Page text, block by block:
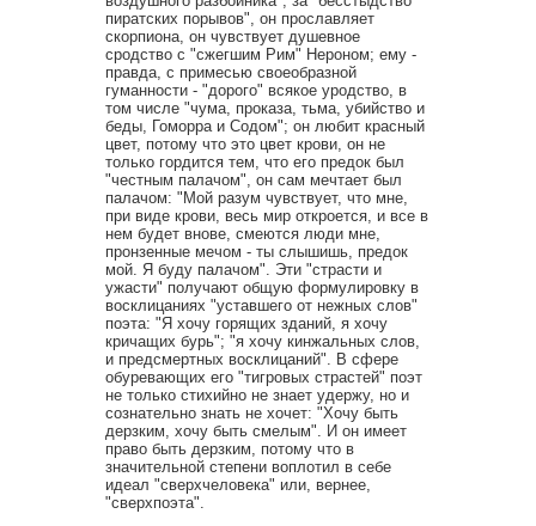
пиратских порывов", он прославляет
скорпиона, он чувствует душевное
сродство с "сжегшим Рим" Нероном; ему -
правда, с примесью своеобразной
гуманности - "дорого" всякое уродство, в
том числе "чума, проказа, тьма, убийство и
беды, Гоморра и Содом"; он любит красный
цвет, потому что это цвет крови, он не
только гордится тем, что его предок был
"честным палачом", он сам мечтает был
палачом: "Мой разум чувствует, что мне,
при виде крови, весь мир откроется, и все в
нем будет внове, смеются люди мне,
пронзенные мечом - ты слышишь, предок
мой. Я буду палачом". Эти "страсти и
ужасти" получают общую формулировку в
восклицаниях "уставшего от нежных слов"
поэта: "Я хочу горящих зданий, я хочу
кричащих бурь"; "я хочу кинжальных слов,
и предсмертных восклицаний". В сфере
обуревающих его "тигровых страстей" поэт
не только стихийно не знает удержу, но и
сознательно знать не хочет: "Хочу быть
дерзким, хочу быть смелым". И он имеет
право быть дерзким, потому что в
значительной степени воплотил в себе
идеал "сверхчеловека" или, вернее,
"сверхпоэта".